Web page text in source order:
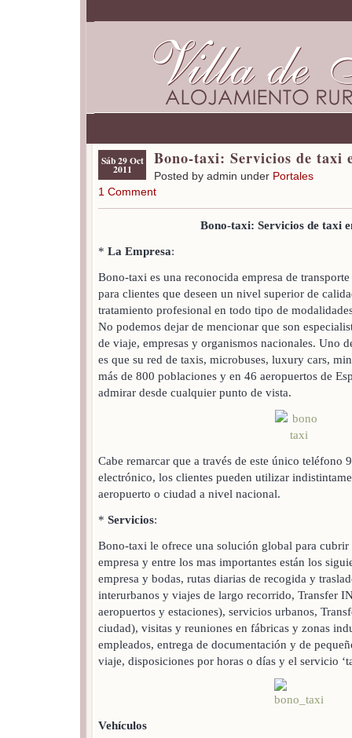
Sáb 29 Oct
2011
Bono-taxi: Servicios de taxi
Posted by admin under Portales
1 Comment
Bono-taxi: Servicios de taxi
* La Empresa:
Bono-taxi es una reconocida empresa de
para clientes que deseen un nivel superior de
tratamiento profesional en todo tipo de
No podemos dejar de mencionar que son
de viaje, empresas y organismos nacionales. Uno
es que su red de taxis, microbuses, luxury cars,
más de 800 poblaciones y en 46 aeropuertos de
admirar desde cualquier punto de vista.
Cabe remarcar que a través de este único teléfono
electrónico, los clientes pueden utilizar
aeropuerto o ciudad a nivel nacional.
* Servicios:
Bono-taxi le ofrece una solución global para cubrir
empresa y entre los mas importantes están los
empresa y bodas, rutas diarias de recogida y
interurbanos y viajes de largo recorrido, Transfer
aeropuertos y estaciones), servicios urbanos,
ciudad), visitas y reuniones en fábricas y zonas
empleados, entrega de documentación y de
viaje, disposiciones por horas o días y el servicio
Vehículos